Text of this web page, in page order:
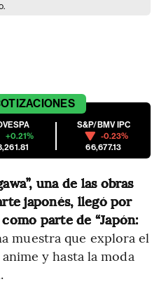
+0.21%
S&P/BMV IPC
-0.23%
66,677.13
una de las obras
japonés, llegó por
parte de “Japón:
muestra que explora el
y hasta la moda